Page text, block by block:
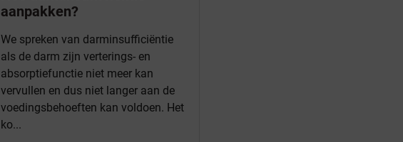
aanpakken?
We spreken van darminsufficiëntie
als de darm zijn verterings- en
absorptiefunctie niet meer kan
vervullen en dus niet langer aan de
voedingsbehoeften kan voldoen. Het
ko...